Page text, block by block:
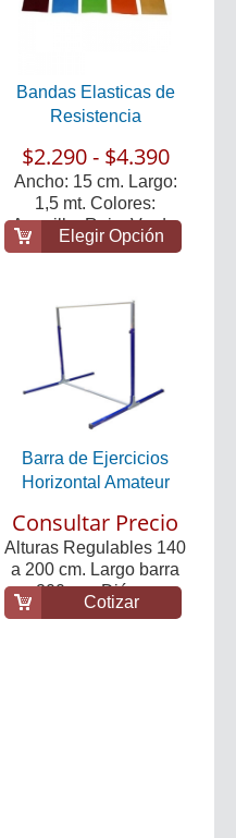
Bandas Elasticas de
Resistencia
$2.290 - $4.390
Ancho: 15 cm. Largo:
1,5 mt. Colores:
Amarillo, Rojo, Verd...
Elegir Opción
Barra de Ejercicios
Horizontal Amateur
Consultar Precio
Alturas Regulables 140
a 200 cm. Largo barra
200 cm. Diám...
Cotizar